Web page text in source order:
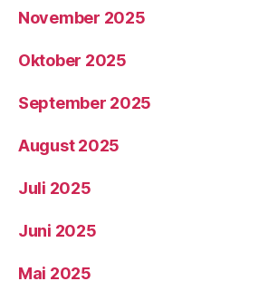
November 2025
Oktober 2025
September 2025
August 2025
Juli 2025
Juni 2025
Mai 2025